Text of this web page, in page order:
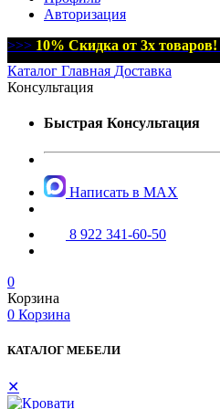
Авторизация
>>> 10% Скидка от 3х товаров!
Каталог Главная Доставка
Консультация
Быстрая Консультация
Написать в MAX
8 922 341-60-50
0
Корзина
0 Корзина
КАТАЛОГ МЕБЕЛИ
✕